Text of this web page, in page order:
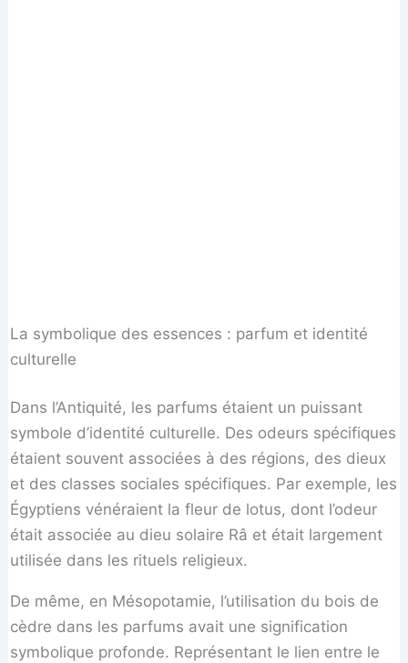
La symbolique des essences : parfum et identité
culturelle
Dans l’Antiquité, les parfums étaient un puissant
symbole d’identité culturelle. Des odeurs spécifiques
étaient souvent associées à des régions, des dieux
et des classes sociales spécifiques. Par exemple, les
Égyptiens vénéraient la fleur de lotus, dont l’odeur
était associée au dieu solaire Râ et était largement
utilisée dans les rituels religieux.
De même, en Mésopotamie, l’utilisation du bois de
cèdre dans les parfums avait une signification
symbolique profonde. Représentant le lien entre le